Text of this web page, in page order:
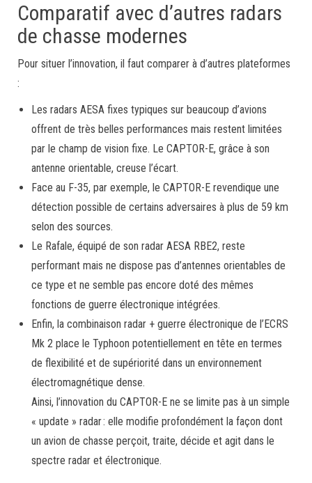
Comparatif avec d’autres radars
de chasse modernes
Pour situer l’innovation, il faut comparer à d’autres plateformes
:
Les radars AESA fixes typiques sur beaucoup d’avions
offrent de très belles performances mais restent limitées
par le champ de vision fixe. Le CAPTOR-E, grâce à son
antenne orientable, creuse l’écart.
Face au F-35, par exemple, le CAPTOR-E revendique une
détection possible de certains adversaires à plus de 59 km
selon des sources.
Le Rafale, équipé de son radar AESA RBE2, reste
performant mais ne dispose pas d’antennes orientables de
ce type et ne semble pas encore doté des mêmes
fonctions de guerre électronique intégrées.
Enfin, la combinaison radar + guerre électronique de l’ECRS
Mk 2 place le Typhoon potentiellement en tête en termes
de flexibilité et de supériorité dans un environnement
électromagnétique dense.
Ainsi, l’innovation du CAPTOR-E ne se limite pas à un simple
« update » radar : elle modifie profondément la façon dont
un avion de chasse perçoit, traite, décide et agit dans le
spectre radar et électronique.